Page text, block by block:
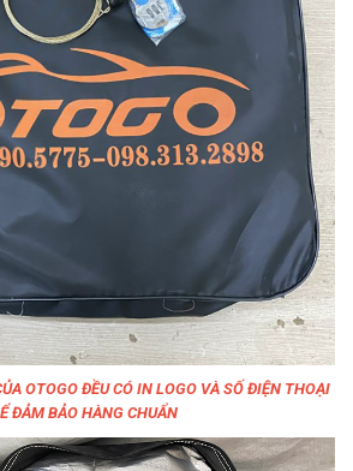
OTOGO ĐỀU CÓ IN LOGO VÀ SỐ ĐIỆN THOẠI
ĐẢM BẢO HÀNG CHUẨN